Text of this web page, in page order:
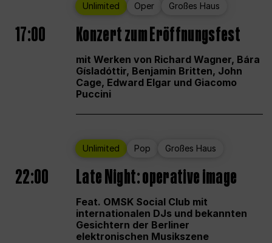
Unlimited Oper Großes Haus
17:00 Konzert zum Eröffnungsfest
mit Werken von Richard Wagner, Bára
Gísladóttir, Benjamin Britten, John
Cage, Edward Elgar und Giacomo
Puccini
Unlimited Pop Großes Haus
22:00 Late Night: operative image
Feat. OMSK Social Club mit
internationalen DJs und bekannten
Gesichtern der Berliner
elektronischen Musikszene